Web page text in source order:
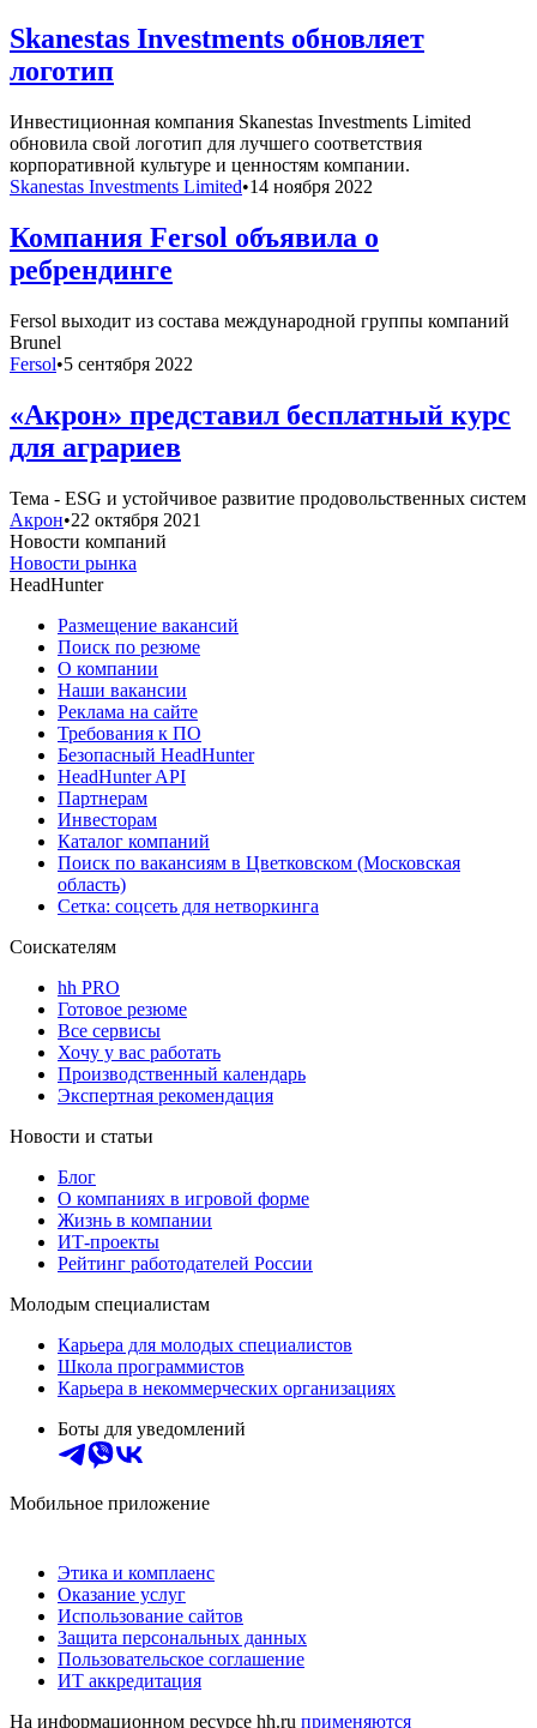
Skanestas Investments обновляет
логотип
Инвестиционная компания Skanestas Investments Limited
обновила свой логотип для лучшего соответствия
корпоративной культуре и ценностям компании.
Skanestas Investments Limited•14 ноября 2022
Компания Fersol объявила о
ребрендинге
Fersol выходит из состава международной группы компаний
Brunel
Fersol•5 сентября 2022
«Акрон» представил бесплатный курс
для аграриев
Тема - ESG и устойчивое развитие продовольственных систем
Акрон•22 октября 2021
Новости компаний
Новости рынка
HeadHunter
Размещение вакансий
Поиск по резюме
О компании
Наши вакансии
Реклама на сайте
Требования к ПО
Безопасный HeadHunter
HeadHunter API
Партнерам
Инвесторам
Каталог компаний
Поиск по вакансиям в Цветковском (Московская
область)
Сетка: соцсеть для нетворкинга
Соискателям
hh PRO
Готовое резюме
Все сервисы
Хочу у вас работать
Производственный календарь
Экспертная рекомендация
Новости и статьи
Блог
О компаниях в игровой форме
Жизнь в компании
ИТ-проекты
Рейтинг работодателей России
Молодым специалистам
Карьера для молодых специалистов
Школа программистов
Карьера в некоммерческих организациях
Боты для уведомлений
Мобильное приложение
Этика и комплаенс
Оказание услуг
Использование сайтов
Защита персональных данных
Пользовательское соглашение
ИТ аккредитация
На информационном ресурсе hh.ru применяются